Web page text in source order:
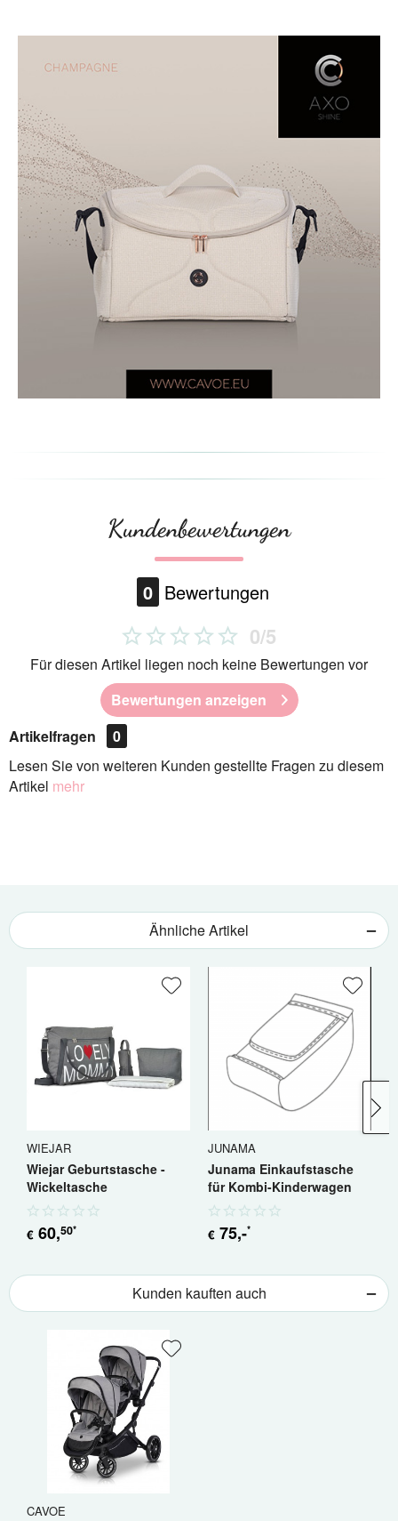
Kundenbewertungen
0 Bewertungen
0/5
Für diesen Artikel liegen noch keine Bewertungen vor
Bewertungen anzeigen
Artikelfragen
0
Lesen Sie von weiteren Kunden gestellte Fragen zu diesem
Artikel mehr
Ähnliche Artikel
WIEJAR
Wiejar Geburtstasche -
Wickeltasche
€ 60,50*
JUNAMA
Junama Einkaufstasche
für Kombi-Kinderwagen
€ 75,-*
Kunden kauften auch
CAVOE